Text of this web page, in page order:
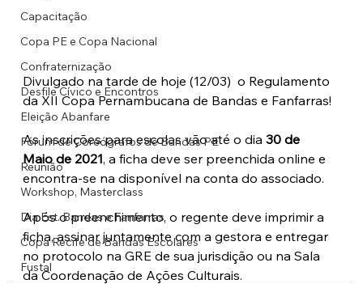
Capacitação
Copa PE e Copa Nacional
Confraternização
Desfile Cívico e Encontros
Eleição Abanfare
Fórum de Coreógrafos de Bandas PE
Reunião
Workshop, Masterclass
Dia Est. Bandas e Fanfarras
Copa Recife de Bandas Escolares
Fustal
Divulgado na tarde de hoje (12/03)  o Regulamento
da XII Copa Pernambucana de Bandas e Fanfarras!
As inscrições para escolas vão até o dia 30 de
Maio de 2021, a ficha deve ser preenchida online e
encontra-se na disponível na conta do associado.
Após o preenchimento, o regente deve imprimir a
ficha, assinar juntamente com a gestora e entregar
no protocolo na GRE de sua jurisdição ou na Sala
da Coordenação de Ações Culturais.